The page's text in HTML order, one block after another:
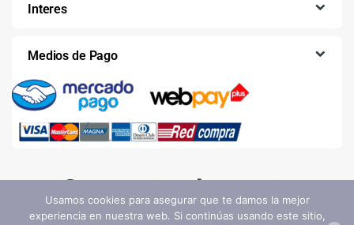
Interes
Medios de Pago
Usamos cookies para asegurar que te damos la mejor
experiencia en nuestra web. Si continúas usando este sitio,